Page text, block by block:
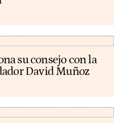
su consejo con la
David Muñoz